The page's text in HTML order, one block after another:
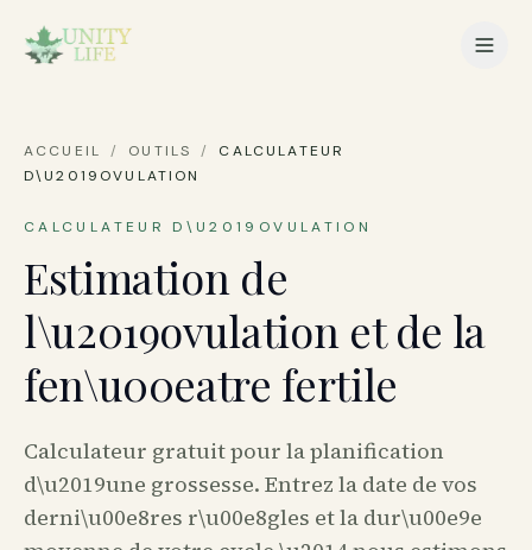
ACCUEIL / OUTILS /
CALCULATEUR
D\U2019OVULATION
CALCULATEUR D\U2019OVULATION
Estimation de
l\u2019ovulation et de la
fen\u00eatre fertile
Calculateur gratuit pour la planification
d\u2019une grossesse. Entrez la date de vos
derni\u00e8res r\u00e8gles et la dur\u00e9e